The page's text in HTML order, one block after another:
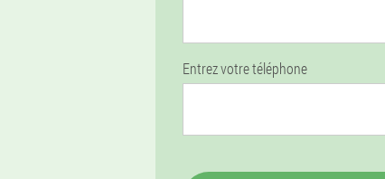
Entrez votre téléphone